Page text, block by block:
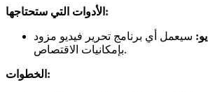
الأدوات التي ستحتاجها:
سيعمل أي برنامج تحرير فيديو مزود
بإمكانيات الاقتصاص.
الخطوات: